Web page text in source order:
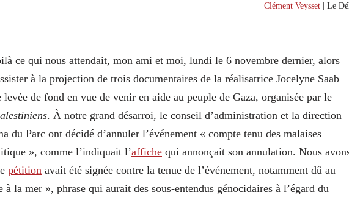
Clément Veysset | Le
ce qui nous attendait, mon ami et moi, lundi le 6 novembre dernier, alors
à la projection de trois documentaires de la réalisatrice Jocelyne Saab
levée de fond en vue de venir en aide au peuple de Gaza, organisée par le
. À notre grand désarroi, le conseil d’administration et la direction
du Parc ont décidé d’annuler l’événement « compte tenu des malaises
», comme l’indiquait l’affiche qui annonçait son annulation. Nous
pétition avait été signée contre la tenue de l’événement, notamment dû au
la mer », phrase qui aurait des sous-entendus génocidaires à l’égard du